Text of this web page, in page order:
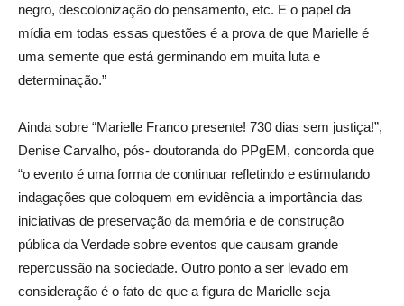
negro, descolonização do pensamento, etc. E o papel da
mídia em todas essas questões é a prova de que Marielle é
uma semente que está germinando em muita luta e
determinação.”
Ainda sobre “Marielle Franco presente! 730 dias sem justiça!”,
Denise Carvalho, pós- doutoranda do PPgEM, concorda que
“o evento é uma forma de continuar refletindo e estimulando
indagações que coloquem em evidência a importância das
iniciativas de preservação da memória e de construção
pública da Verdade sobre eventos que causam grande
repercussão na sociedade. Outro ponto a ser levado em
consideração é o fato de que a figura de Marielle seja